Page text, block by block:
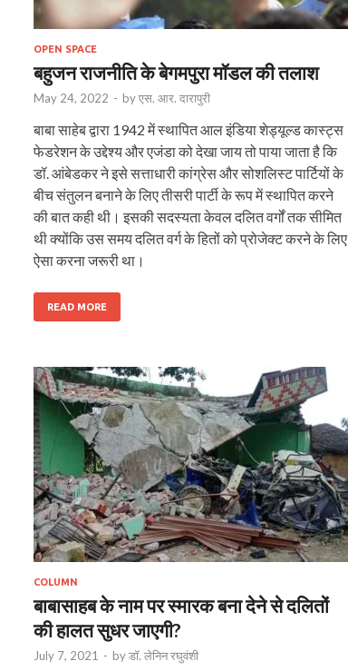
OPEN SPACE
बहुजन राजनीति के बेगमपुरा मॉडल की तलाश
May 24, 2022 - byएस. आर. दारापुरी
बाबा साहेब द्वारा 1942 में स्थापित आल इंडिया शेड्यूल्ड कास्ट्स
फेडरेशन के उद्देश्य और एजंडा को देखा जाय तो पाया जाता है कि
डॉ. आंबेडकर ने इसे सत्ताधारी कांग्रेस और सोशलिस्ट पार्टियों के
बीच संतुलन बनाने के लिए तीसरी पार्टी के रूप में स्थापित करने
की बात कही थी। इसकी सदस्यता केवल दलित वर्गों तक सीमित
थी क्योंकि उस समय दलित वर्ग के हितों को प्रोजेक्ट करने के लिए
ऐसा करना जरूरी था।
READ MORE
COLUMN
बाबासाहब के नाम पर स्मारक बना देने से दलितों
की हालत सुधर जाएगी?
July 7, 2021 - byडॉ. लेनिन रघुवंशी